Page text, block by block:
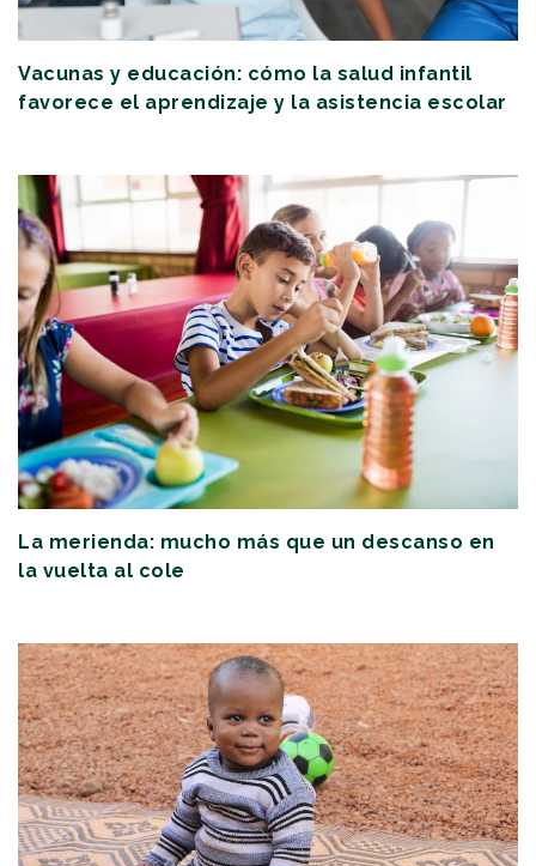
Vacunas y educación: cómo la salud infantil
favorece el aprendizaje y la asistencia escolar
La merienda: mucho más que un descanso en
la vuelta al cole